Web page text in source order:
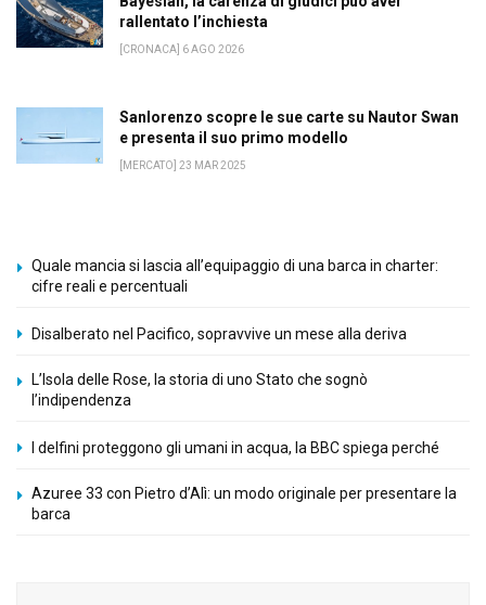
rallentato l’inchiesta
[CRONACA] 6 AGO 2026
Sanlorenzo scopre le sue carte su Nautor Swan
e presenta il suo primo modello
[MERCATO] 23 MAR 2025
Quale mancia si lascia all’equipaggio di una barca in charter:
cifre reali e percentuali
Disalberato nel Pacifico, sopravvive un mese alla deriva
L’Isola delle Rose, la storia di uno Stato che sognò
l’indipendenza
I delfini proteggono gli umani in acqua, la BBC spiega perché
Azuree 33 con Pietro d’Alì: un modo originale per presentare la
barca